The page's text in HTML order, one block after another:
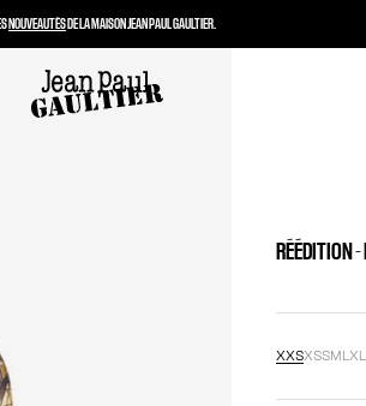
RÉÉDITION
XXSXSSMLXL
NOUVEAUTÉSDE LA MAISON JEAN PAUL GAULTIER.